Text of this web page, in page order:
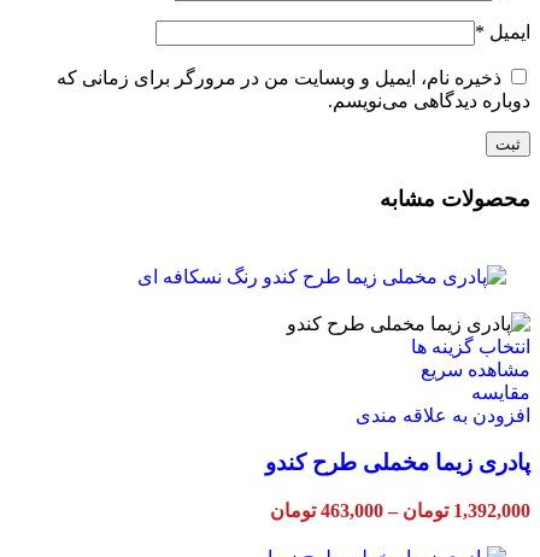
ایمیل *
ذخیره نام، ایمیل و وبسایت من در مرورگر برای زمانی که
دوباره دیدگاهی می‌نویسم.
محصولات مشابه
انتخاب گزینه ها
انواع
می
گزینه
ممکن
مشاهده سریع
مقایسه
افزودن به علاقه مندی
پادری زیما مخملی طرح کندو
1,392,000 تومان –
463,000 تومان